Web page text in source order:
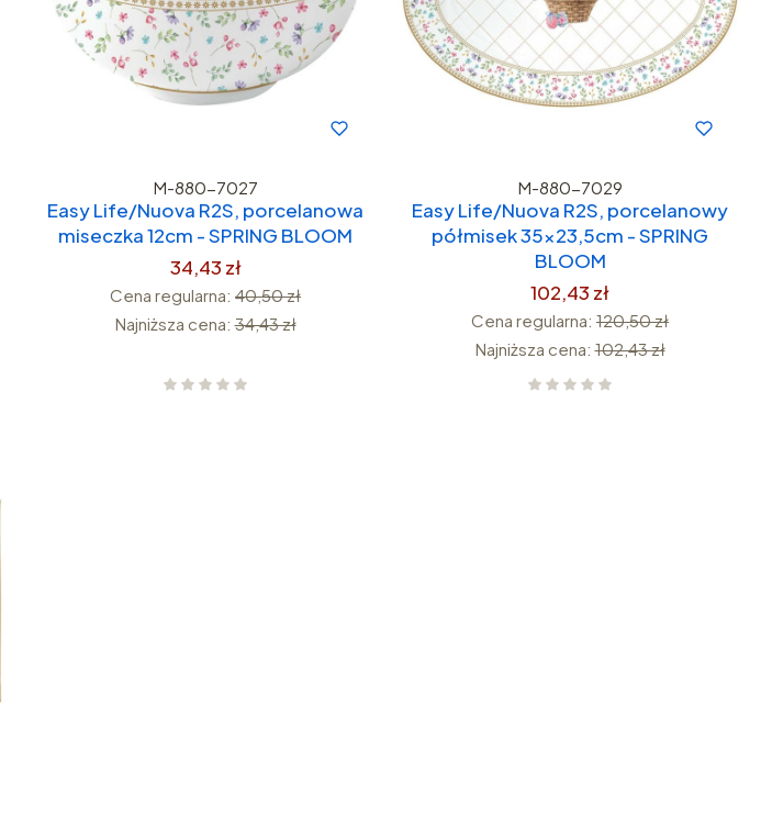
M-880-7027
Easy Life/Nuova R2S, porcelanowa
miseczka 12cm - SPRING BLOOM
34,43 zł
Cena regularna: 40,50 zł
Najniższa cena: 34,43 zł
M-880-7029
Easy Life/Nuova R2S, porcelanowy
półmisek 35x23,5cm - SPRING
BLOOM
102,43 zł
Cena regularna: 120,50 zł
Najniższa cena: 102,43 zł